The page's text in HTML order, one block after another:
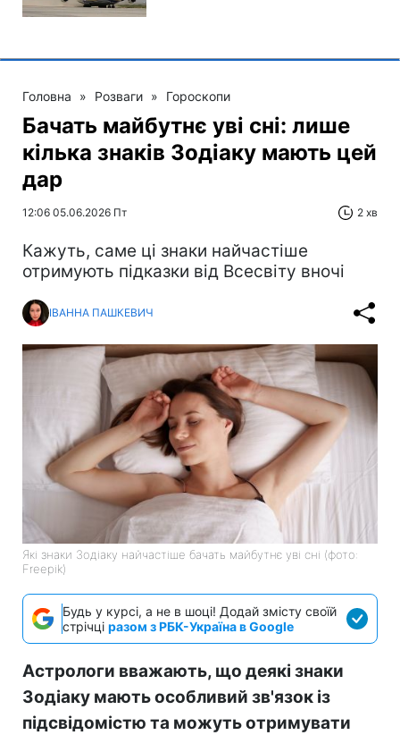
Головна » Розваги » Гороскопи
Бачать майбутнє уві сні: лише
кілька знаків Зодіаку мають цей
дар
12:06 05.06.2026 Пт 2 хв
Кажуть, саме ці знаки найчастіше
отримують підказки від Всесвіту вночі
ІВАННА ПАШКЕВИЧ
Які знаки Зодіаку найчастіше бачать майбутнє уві сні (фото:
Freepik)
Будь у курсі, а не в шоці! Додай змісту своїй
стрічці разом з РБК-Україна в Google
Астрологи вважають, що деякі знаки
Зодіаку мають особливий зв'язок із
підсвідомістю та можуть отримувати